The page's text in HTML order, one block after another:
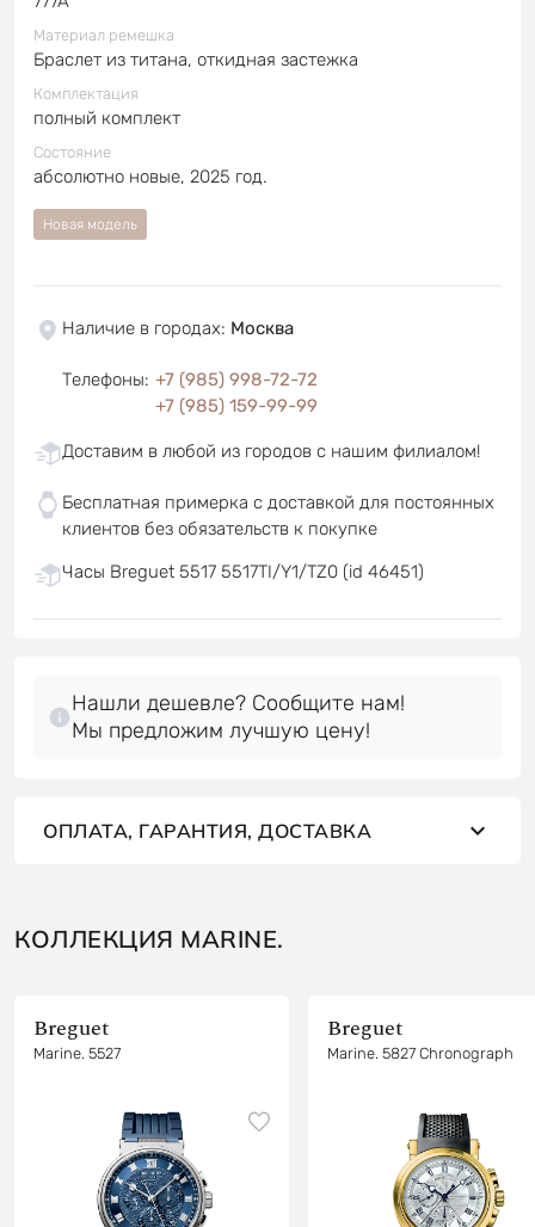
Материал ремешка
Браслет из титана, откидная застежка
Комплектация
полный комплект
Состояние
абсолютно новые, 2025 год.
Новая модель
Наличие в городах: Москва
Телефоны: +7 (985) 998-72-72
+7 (985) 159-99-99
Доставим в любой из городов с нашим филиалом!
Бесплатная примерка с доставкой для постоянных
клиентов без обязательств к покупке
Часы Breguet 5517 5517TI/Y1/TZ0 (id 46451)
Нашли дешевле? Сообщите нам!
Мы предложим лучшую цену!
ОПЛАТА, ГАРАНТИЯ, ДОСТАВКА
КОЛЛЕКЦИЯ MARINE.
Breguet
Marine. 5527
Breguet
Marine. 5827 Chronograph